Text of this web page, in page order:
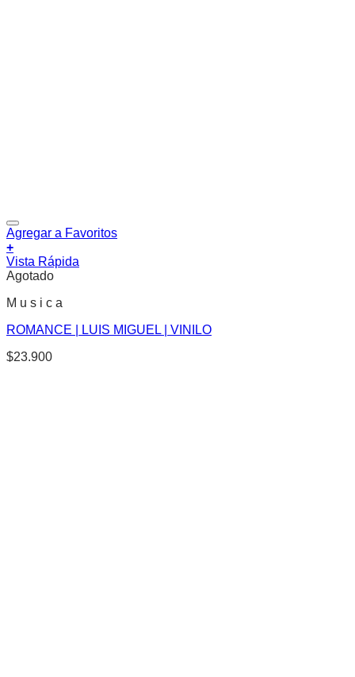
Agregar a Favoritos
+
Vista Rápida
Agotado
M u s i c a
ROMANCE | LUIS MIGUEL | VINILO
$23.900